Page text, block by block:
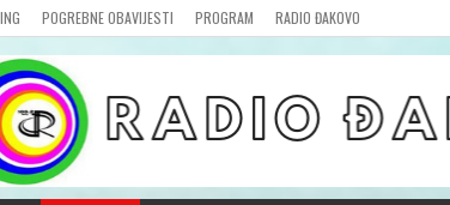
POGREBNE OBAVIJESTI PROGRAM RADIO ĐAKOVO